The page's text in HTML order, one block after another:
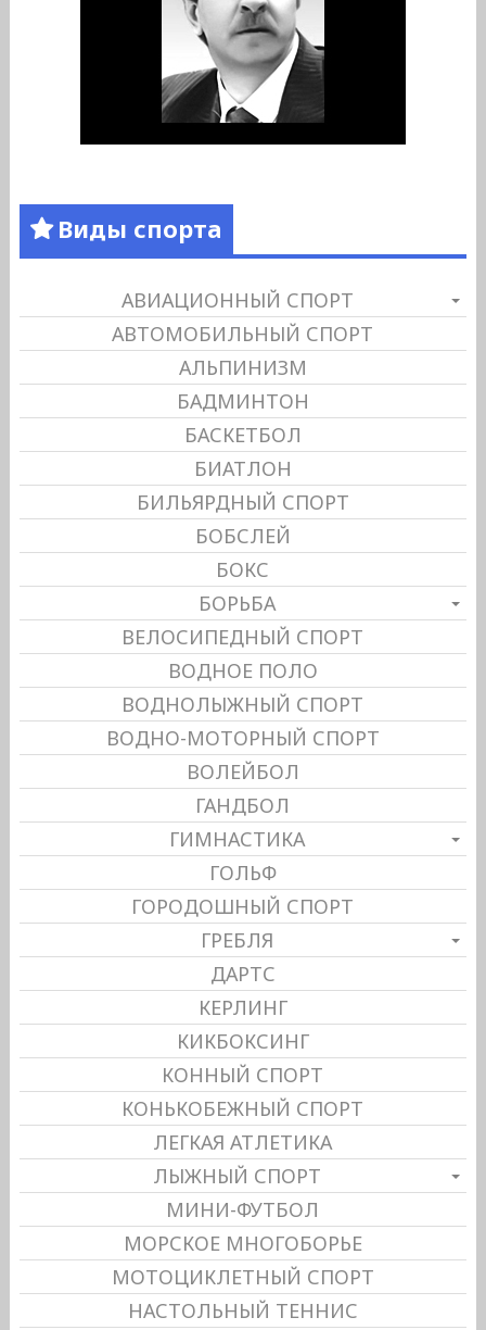
Виды спорта
АВИАЦИОННЫЙ СПОРТ
АВТОМОБИЛЬНЫЙ СПОРТ
АЛЬПИНИЗМ
БАДМИНТОН
БАСКЕТБОЛ
БИАТЛОН
БИЛЬЯРДНЫЙ СПОРТ
БОБСЛЕЙ
БОКС
БОРЬБА
ВЕЛОСИПЕДНЫЙ СПОРТ
ВОДНОЕ ПОЛО
ВОДНОЛЫЖНЫЙ СПОРТ
ВОДНО-МОТОРНЫЙ СПОРТ
ВОЛЕЙБОЛ
ГАНДБОЛ
ГИМНАСТИКА
ГОЛЬФ
ГОРОДОШНЫЙ СПОРТ
ГРЕБЛЯ
ДАРТС
КЕРЛИНГ
КИКБОКСИНГ
КОННЫЙ СПОРТ
КОНЬКОБЕЖНЫЙ СПОРТ
ЛЕГКАЯ АТЛЕТИКА
ЛЫЖНЫЙ СПОРТ
МИНИ-ФУТБОЛ
МОРСКОЕ МНОГОБОРЬЕ
МОТОЦИКЛЕТНЫЙ СПОРТ
НАСТОЛЬНЫЙ ТЕННИС